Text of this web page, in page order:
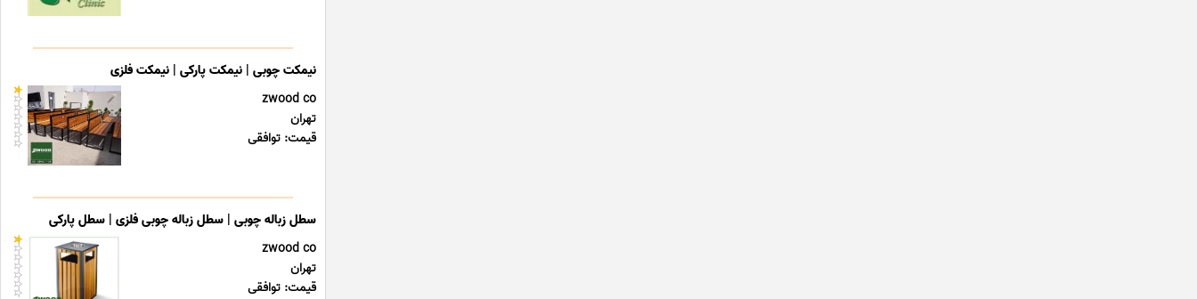
نیمکت چوبی | نیمکت پارکی | نیمکت فلزی
zwood co
تهران
قیمت: توافقی
سطل زباله چوبی | سطل زباله چوبی فلزی | سطل پارکی
zwood co
تهران
قیمت: توافقی